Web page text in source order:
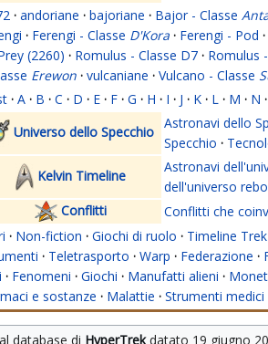
· andoriane · bajoriane · Bajor - Classe
· Ferengi - Classe D'Kora · Ferengi - Pod ·
(2260) · Romulus - Classe D7 · Romulus
Erewon · vulcaniane · Vulcano - Classe
· A · B · C · D · E · F · G · H · I · J · K · L · M · N ·
Universo dello Specchio
Astronavi dello
Specchio ·
Kelvin Timeline
Astronavi
dell'universo
Conflitti
Conflitti che
· Non-fiction · Giochi di ruolo · Timeline Trek
· Teletrasporto · Warp · Federazione ·
· Fenomeni · Giochi · Manufatti alieni ·
e sostanze · Malattie · Strumenti medici
database di HyperTrek datato 19 giugno